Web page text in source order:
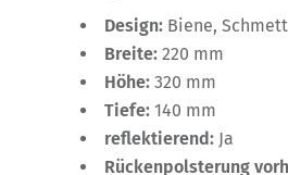
Design: Biene,
Breite: 220 mm
Höhe: 320 mm
Tiefe: 140 mm
reflektierend: Ja
Rückenpolsterung